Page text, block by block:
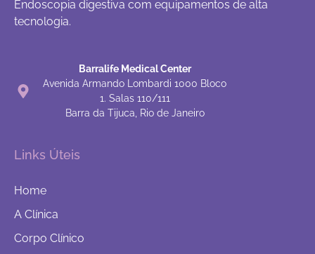
Endoscopia digestiva com equipamentos de alta
tecnologia.
Barralife Medical Center
Avenida Armando Lombardi 1000 Bloco
1. Salas 110/111
Barra da Tijuca, Rio de Janeiro
Links Úteis
Home
A Clínica
Corpo Clínico